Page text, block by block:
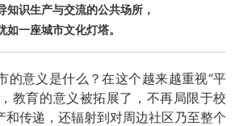
知识生产与交流的公共场所，
如一座城市文化灯塔。
的意义是什么？在这个越来越重视“平
教育的意义被拓展了，不再局限于校
和传递，还辐射到对周边社区乃至整个